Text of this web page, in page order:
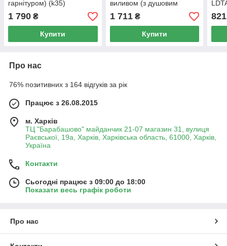
гарнітуром) (k35)
LDWAW006CRM45388
Chrome
1 790 ₴
Купити
виливом (з душовим
гарнітуром) (k35)
LDWAW005CRM45389
Chrome
1 711₴
Купити
821
Про нас
76% позитивних з 164 відгуків за рік
Працює з 26.08.2015
м. Харків
ТЦ "Барабашово" майданчик 21-07 магазин 31, вулиця
Раєвської, 19а, Харків, Харківська область, 61000, Харків,
Україна
Контакти
Сьогодні працює з 09:00 до 18:00
Показати весь графік роботи
Про нас